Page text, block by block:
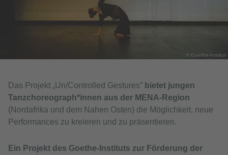
© Goethe-Institut
Das Projekt „Un/Controlled Gestures” bietet jungen
Tanzchoreograph*innen aus der MENA-Region
(Nordafrika und dem Nahen Osten) die Möglichkeit, neue
Performances zu kreieren und zu präsentieren.
Ein Projekt des Goethe-Instituts zur Förderung der